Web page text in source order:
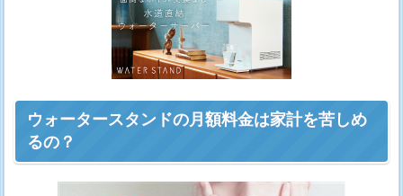
ウォータースタンドの月額料金は家計を苦しめ
るの？